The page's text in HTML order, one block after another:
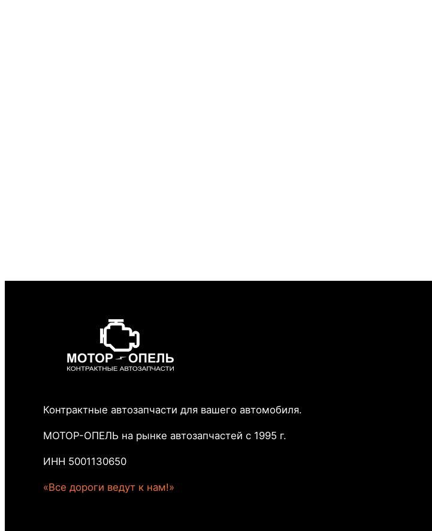
Контрактные автозапчасти для вашего автомобиля.
МОТОР-ОПЕЛЬ на рынке автозапчастей с 1995 г.
ИНН 5001130650
«Все дороги ведут к нам!»